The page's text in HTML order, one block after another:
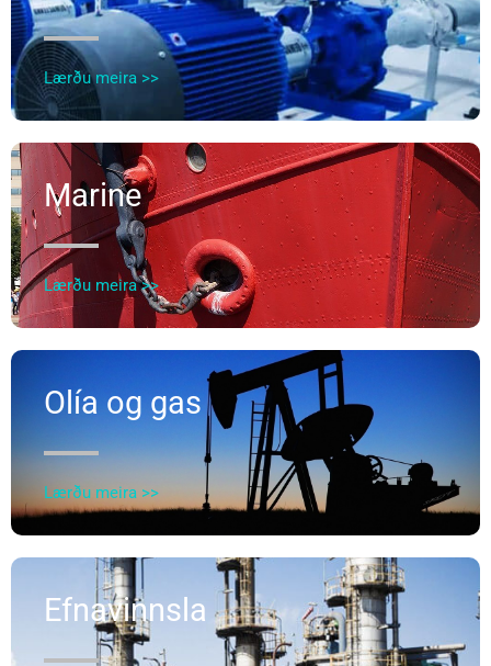
Lærðu meira >>
Marine
Lærðu meira >>
Olía og gas
Lærðu meira >>
Efnavinnsla